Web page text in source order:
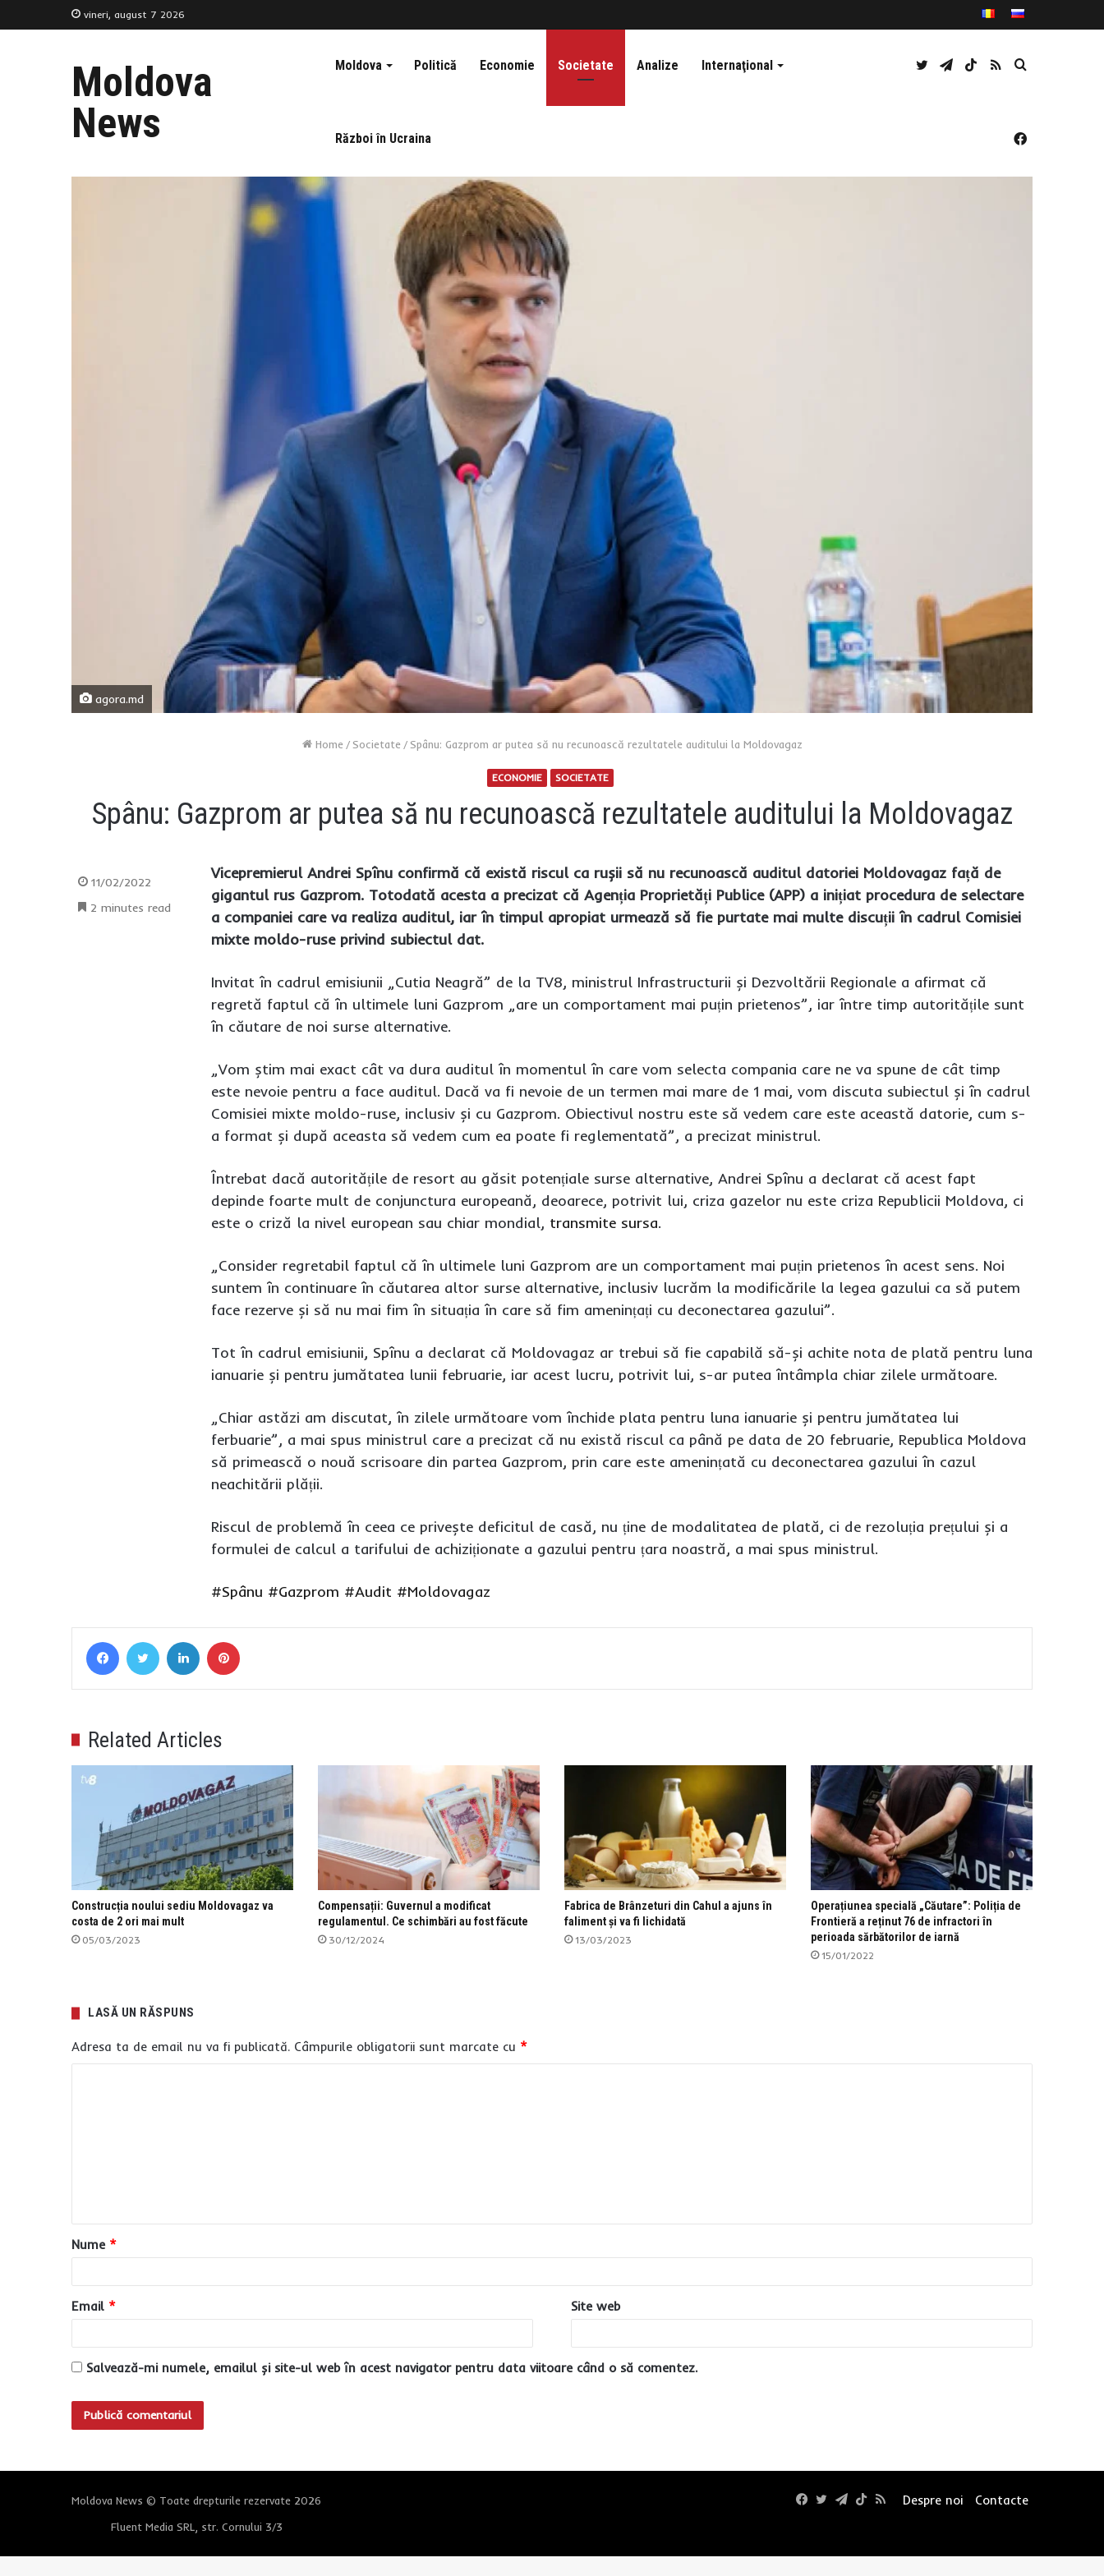
vineri, august 7 2026
Moldova
News
Moldova Politică Economie Societate Analize Internaţional
Război în Ucraina
Caută
RSS
TikTok
Telegram
Twitter
Facebook
agora.md
Home / Societate / Spânu: Gazprom ar putea să nu recunoască rezultatele auditului la Moldovagaz
ECONOMIE SOCIETATE
Spânu: Gazprom ar putea să nu recunoască rezultatele auditului la Moldovagaz
Vicepremierul Andrei Spînu confirmă că există riscul ca rușii să nu recunoască auditul datoriei Moldovagaz față de
gigantul rus Gazprom. Totodată acesta a precizat că Agenția Proprietăți Publice (APP) a inițiat procedura de selectare
a companiei care va realiza auditul, iar în timpul apropiat urmează să fie purtate mai multe discuții în cadrul Comisiei
mixte moldo-ruse privind subiectul dat.
Invitat în cadrul emisiunii „Cutia Neagră” de la TV8, ministrul Infrastructurii și Dezvoltării Regionale a afirmat că
regretă faptul că în ultimele luni Gazprom „are un comportament mai puțin prietenos”, iar între timp autoritățile sunt
în căutare de noi surse alternative.
„Vom știm mai exact cât va dura auditul în momentul în care vom selecta compania care ne va spune de cât timp
este nevoie pentru a face auditul. Dacă va fi nevoie de un termen mai mare de 1 mai, vom discuta subiectul și în cadrul
Comisiei mixte moldo-ruse, inclusiv și cu Gazprom. Obiectivul nostru este să vedem care este această datorie, cum s-
a format și după aceasta să vedem cum ea poate fi reglementată”, a precizat ministrul.
Întrebat dacă autoritățile de resort au găsit potențiale surse alternative, Andrei Spînu a declarat că acest fapt
depinde foarte mult de conjunctura europeană, deoarece, potrivit lui, criza gazelor nu este criza Republicii Moldova, ci
este o criză la nivel european sau chiar mondial, transmite sursa.
„Consider regretabil faptul că în ultimele luni Gazprom are un comportament mai puțin prietenos în acest sens. Noi
suntem în continuare în căutarea altor surse alternative, inclusiv lucrăm la modificările la legea gazului ca să putem
face rezerve și să nu mai fim în situația în care să fim amenințați cu deconectarea gazului”.
Tot în cadrul emisiunii, Spînu a declarat că Moldovagaz ar trebui să fie capabilă să-și achite nota de plată pentru luna
ianuarie și pentru jumătatea lunii februarie, iar acest lucru, potrivit lui, s-ar putea întâmpla chiar zilele următoare.
„Chiar astăzi am discutat, în zilele următoare vom închide plata pentru luna ianuarie și pentru jumătatea lui
ferbuarie”, a mai spus ministrul care a precizat că nu există riscul ca până pe data de 20 februarie, Republica Moldova
să primească o nouă scrisoare din partea Gazprom, prin care este amenințată cu deconectarea gazului în cazul
neachitării plății.
Riscul de problemă în ceea ce privește deficitul de casă, nu ține de modalitatea de plată, ci de rezoluția prețului și a
formulei de calcul a tarifului de achiziționate a gazului pentru țara noastră, a mai spus ministrul.
#Spânu #Gazprom #Audit #Moldovagaz
11/02/2022
2 minutes read
FacebookTwitter LinkedIn
Related Articles
Construcția noului sediu Moldovagaz va
costa de 2 ori mai mult
05/03/2023
Compensații: Guvernul a modificat
regulamentul. Ce schimbări au fost făcute
30/12/2024
Fabrica de Brânzeturi din Cahul a ajuns în
faliment şi va fi lichidată
13/03/2023
Operațiunea specială „Căutare”: Poliția de
Frontieră a reținut 76 de infractori în
perioada sărbătorilor de iarnă
15/01/2022
LASĂ UN RĂSPUNS
Adresa ta de email nu va fi publicată. Câmpurile obligatorii sunt marcate cu *
a
r
u
*
Nume *
Email * Site web
Salvează-mi numele, emailul și site-ul web în acest navigator pentru data viitoare când o să comentez.
Moldova News © Toate drepturile rezervate 2026
Fluent Media SRL, str. Cornului 3/3
Despre noi Contacte
Facebook
Twitter
Telegram
TikTok
RSS